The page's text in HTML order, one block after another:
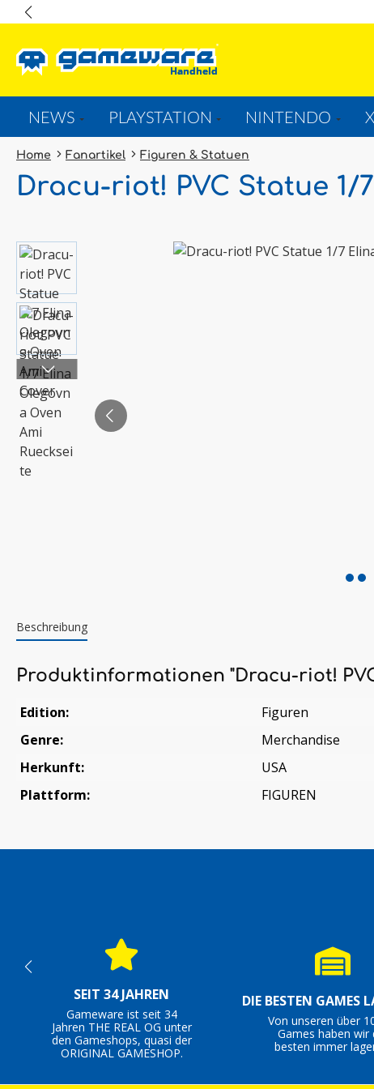
NEWS PLAYSTATION NINTENDO
Home Fanartikel Figuren & Statuen
Dracu-riot! PVC Statue 1/
Bildergalerie überspringen
Beschreibung
Produktinformationen "Dracu-riot!
Edition:
Figuren
Genre:
Merchandise
Herkunft:
USA
Plattform:
FIGUREN
SEIT 34 JAHREN
Gameware ist seit 34
Jahren THE REAL OG unter
den Gameshops, quasi der
ORIGINAL GAMESHOP.
DIE BESTEN GAMES
Von unseren über
Games haben wir
besten immer